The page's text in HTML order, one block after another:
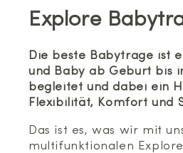
Explore
Die beste Babytrage ist
und Baby ab Geburt bis
begleitet und dabei ein
Flexibilität, Komfort und
Das ist es, was wir mit
multifunktionalen